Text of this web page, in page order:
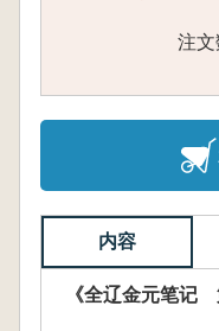
注文
内容
《全辽金元笔记